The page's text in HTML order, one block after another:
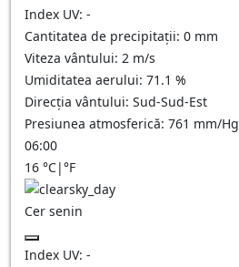
Index UV: -
Cantitatea de precipitații: 0 mm
Viteza vântului: 2 m/s
Umiditatea aerului: 71.1 %
Direcția vântului: Sud-Sud-Est
Presiunea atmosferică: 761 mm/Hg
06:00
16 °C|°F
Cer senin
Index UV: -